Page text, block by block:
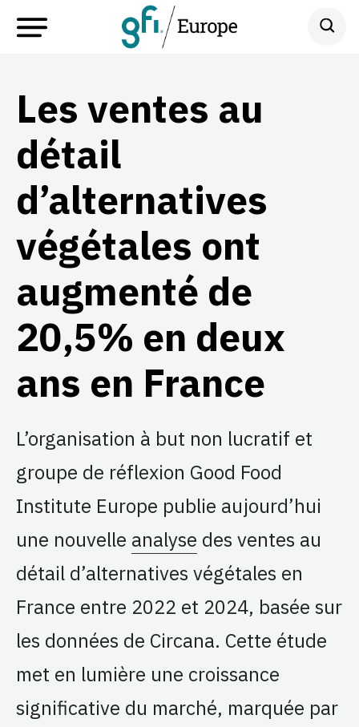
Les ventes au
détail
d’alternatives
végétales ont
augmenté de
20,5% en deux
ans en France
L’organisation à but non lucratif et
groupe de réflexion Good Food
Institute Europe publie aujourd’hui
une nouvelle analyse des ventes au
détail d’alternatives végétales en
France entre 2022 et 2024, basée sur
les données de Circana. Cette étude
met en lumière une croissance
significative du marché, marquée par